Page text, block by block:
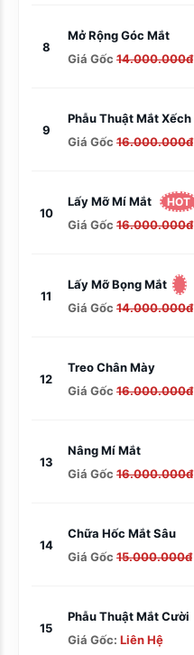
8
Mở Rộng Góc Mắt
Giá Gốc 14.000.000đ
9
Phẫu Thuật Mắt Xếch
Giá Gốc 16.000.000đ
10
Lấy Mỡ Mí Mắt HOT
Giá Gốc 16.000.000đ
11
Lấy Mỡ Bọng Mắt
Giá Gốc 14.000.000đ
12
Treo Chân Mày
Giá Gốc 16.000.000đ
13
Nâng Mí Mắt
Giá Gốc 16.000.000đ
14
Chữa Hốc Mắt Sâu
Giá Gốc 15.000.000đ
15
Phẫu Thuật Mắt Cười
Giá Gốc: Liên Hệ